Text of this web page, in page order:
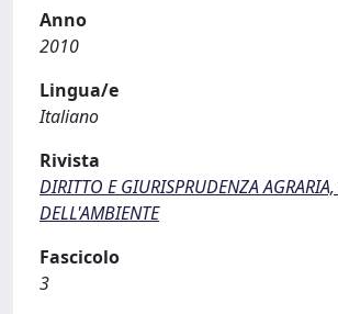
Anno
2010
Lingua/e
Italiano
Rivista
DIRITTO E GIURISPRUDENZA
DELL'AMBIENTE
Fascicolo
3